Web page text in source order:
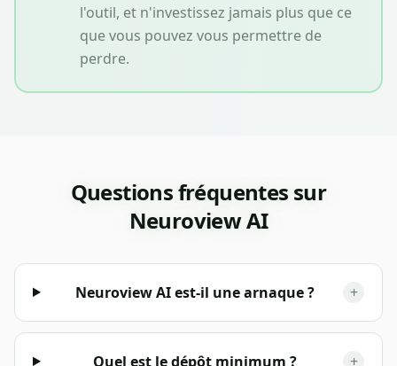
l'outil, et n'investissez jamais plus que ce
que vous pouvez vous permettre de
perdre.
Questions fréquentes sur
Neuroview AI
Neuroview AI est-il une arnaque ? +
Quel est le dépôt minimum ? +